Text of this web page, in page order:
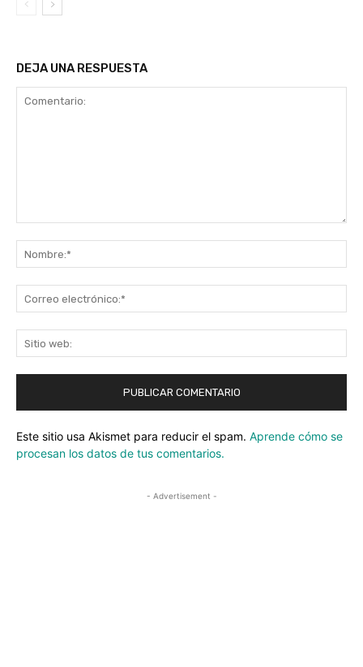
DEJA UNA RESPUESTA
Este sitio usa Akismet para reducir el spam. Aprende cómo se
procesan los datos de tus comentarios.
- Advertisement -